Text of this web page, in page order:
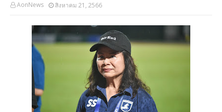
AonNews สิงหาคม 21, 2566